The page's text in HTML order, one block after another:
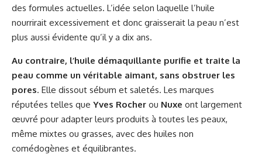
des formules actuelles. L’idée selon laquelle l’huile
nourrirait excessivement et donc graisserait la peau n’est
plus aussi évidente qu’il y a dix ans.
Au contraire, l’huile démaquillante purifie et traite la
peau comme un véritable aimant, sans obstruer les
pores. Elle dissout sébum et saletés. Les marques
réputées telles que Yves Rocher ou Nuxe ont largement
œuvré pour adapter leurs produits à toutes les peaux,
même mixtes ou grasses, avec des huiles non
comédogènes et équilibrantes.